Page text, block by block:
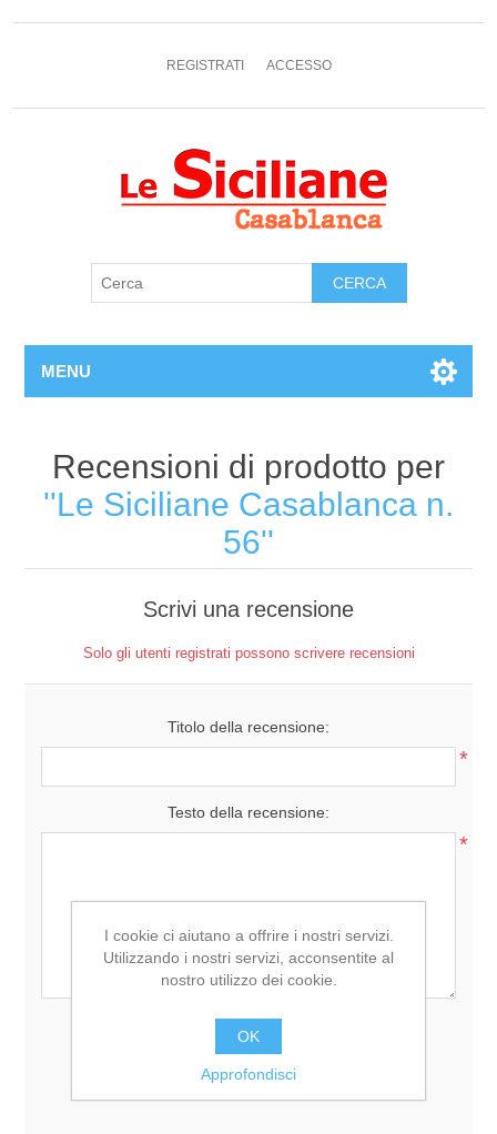
REGISTRATI ACCESSO
MENU
Recensioni di prodotto per
Le Siciliane Casablanca n.
56
Scrivi una recensione
Solo gli utenti registrati possono scrivere recensioni
Titolo della recensione:
*
Testo della recensione:
*
Valutazione:
Eccellente
I cookie ci aiutano a offrire i nostri servizi.
Utilizzando i nostri servizi, acconsentite al
nostro utilizzo dei cookie.
OK
Approfondisci